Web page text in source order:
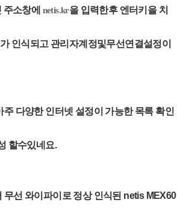
소창에 netis.kr을 입력한후 엔터키을 치
인식되고 관리자계정및무선연결설정이
다양한 인터넷 설정이 가능한 목록 확인
할수있네요.
무선 와이파이로 정상 인식된 netis MEX60